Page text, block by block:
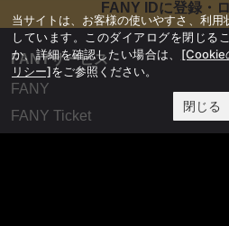
FANY IDに登録・
FANYサービス
FANY
FANY Ticket
当サイトは、お客様の使いやすさ、利
しています。このダイアログを閉じる
か、詳細を確認したい場合は、 [Cookie
リシー]をご参照ください。
閉じる